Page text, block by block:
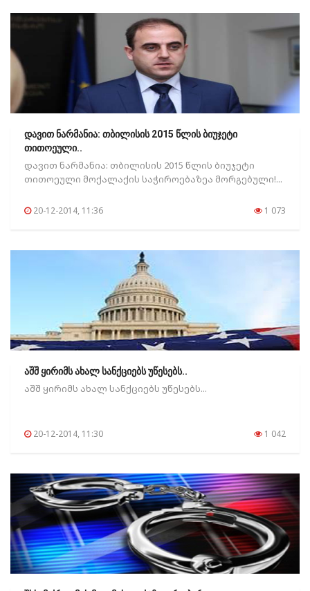
დავით ნარმანია: თბილისის 2015 წლის ბიუჯეტი
თითოეული..
დავით ნარმანია: თბილისის 2015 წლის ბიუჯეტი
თითოეული მოქალაქის საჭიროებაზეა მორგებული!...
20-12-2014, 11:36 1 073
აშშ ყირიმს ახალ სანქციებს უწესებს..
აშშ ყირიმს ახალ სანქციებს უწესებს...
20-12-2014, 11:30 1 042